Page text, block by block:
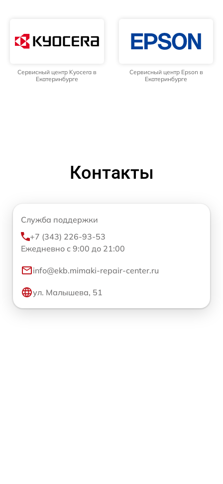
Сервисный центр Kyocera в
Екатеринбурге
Сервисный центр Epson в
Екатеринбурге
Контакты
Служба поддержки
+7 (343) 226-93-53
Ежедневно с 9:00 до 21:00
info@ekb.mimaki-repair-center.ru
ул. Малышева, 51